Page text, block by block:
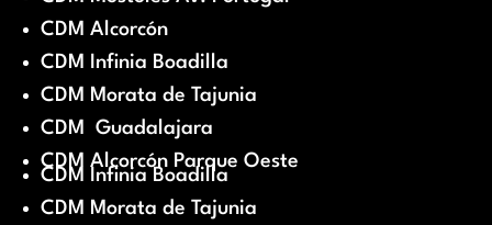
CDM Alcorcón
CDM Infinia Boadilla
CDM Morata de Tajunia
CDM Guadalajara
CDM Alcorcón Parque Oeste
CDM Infinia Boadilla
CDM Morata de Tajunia